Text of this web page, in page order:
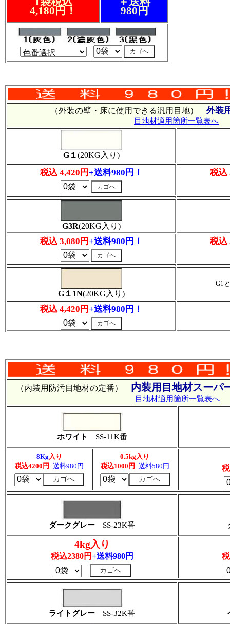
4,180円！ 980円
（外装の壁・床に使用できる汎用目地） 外装
目地材適用箇所一覧表へ
G１(20KG入り)
税込 4,420円+送料980円！ 税込
G3R(20KG入り)
税込 3,080円+送料980円！ 税込
G１1N(20KG入り)
G1
税込 4,420円+送料980円！
（内装用防汚目地材の定番） 内装用目地材スーパ
目地材適用箇所一覧表へ
ホワイト SS-11K番
8Kg入り
税込4200円+送料980円
0.5kg入り
税込1000円+送料580円
ダークグレー SS-23K番
4kg入り
税込2380円+送料980円
ライトグレー SS-32K番